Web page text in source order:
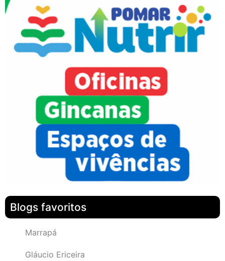
Blogs favoritos
Marrapá
Gláucio Ericeira